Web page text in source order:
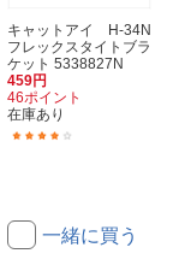
キャットアイ H-34N
フレックスタイトブラ
ケット 5338827N
459円
46ポイント
在庫あり
一緒に買う